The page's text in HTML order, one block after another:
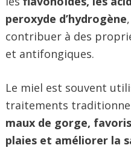
peroxyde d’hydrogène
contribuer à des
et antifongiques.
Le miel est souvent
traitements
maux de gorge,
plaies et améliorer la